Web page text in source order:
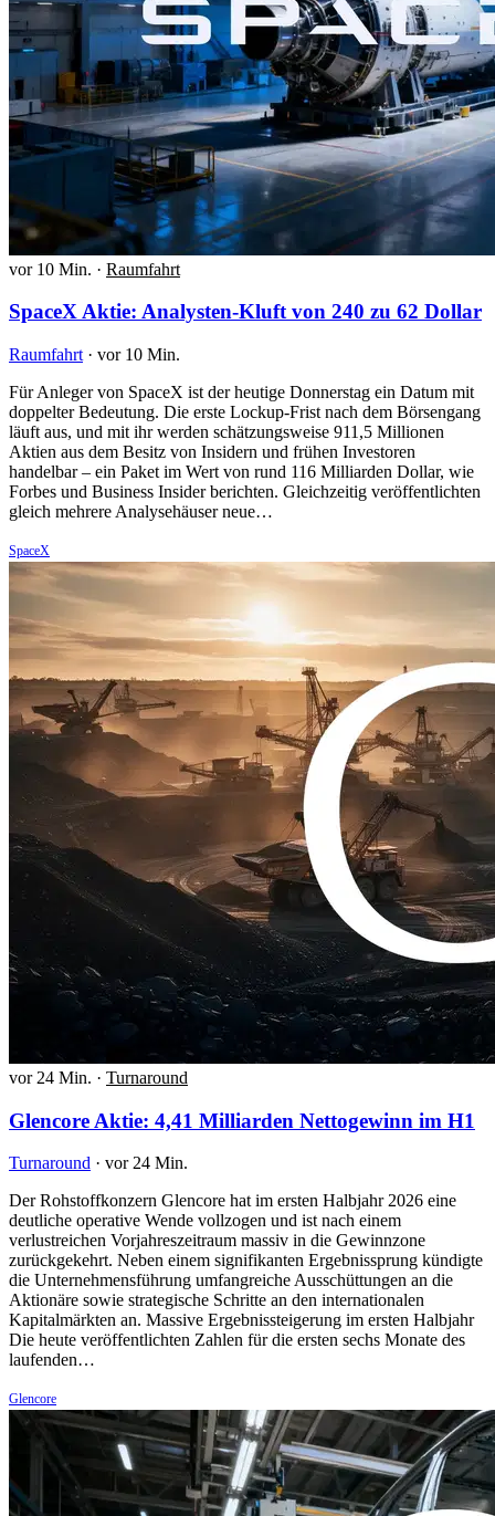
vor 10 Min. · Raumfahrt
SpaceX Aktie: Analysten-Kluft von 240 zu 62 Dollar
Raumfahrt · vor 10 Min.
Für Anleger von SpaceX ist der heutige Donnerstag ein Datum mit
doppelter Bedeutung. Die erste Lockup-Frist nach dem Börsengang
läuft aus, und mit ihr werden schätzungsweise 911,5 Millionen
Aktien aus dem Besitz von Insidern und frühen Investoren
handelbar – ein Paket im Wert von rund 116 Milliarden Dollar, wie
Forbes und Business Insider berichten. Gleichzeitig veröffentlichten
gleich mehrere Analysehäuser neue…
SpaceX
vor 24 Min. · Turnaround
Glencore Aktie: 4,41 Milliarden Nettogewinn im H1
Turnaround · vor 24 Min.
Der Rohstoffkonzern Glencore hat im ersten Halbjahr 2026 eine
deutliche operative Wende vollzogen und ist nach einem
verlustreichen Vorjahreszeitraum massiv in die Gewinnzone
zurückgekehrt. Neben einem signifikanten Ergebnissprung kündigte
die Unternehmensführung umfangreiche Ausschüttungen an die
Aktionäre sowie strategische Schritte an den internationalen
Kapitalmärkten an. Massive Ergebnissteigerung im ersten Halbjahr
Die heute veröffentlichten Zahlen für die ersten sechs Monate des
laufenden…
Glencore